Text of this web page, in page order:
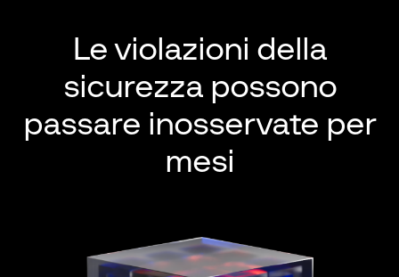
Le violazioni della
sicurezza possono
passare inosservate per
mesi